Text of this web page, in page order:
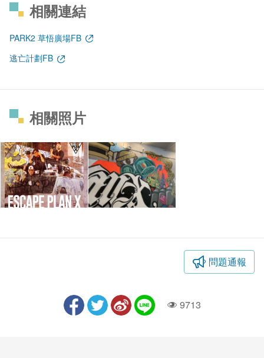
相關連結
PARK2 草悟廣場FB
逃亡計劃FB
相關照片
問題通報
人氣9713